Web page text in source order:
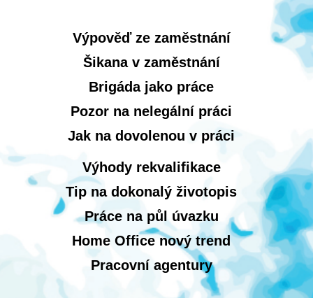
Výpověď ze zaměstnání
Šikana v zaměstnání
Brigáda jako práce
Pozor na nelegální práci
Jak na dovolenou v práci
Výhody rekvalifikace
Tip na dokonalý životopis
Práce na půl úvazku
Home Office nový trend
Pracovní agentury